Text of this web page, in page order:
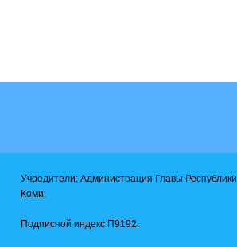
Учредители: Администрация Главы Республики
Коми.
Подписной индекс П9192.